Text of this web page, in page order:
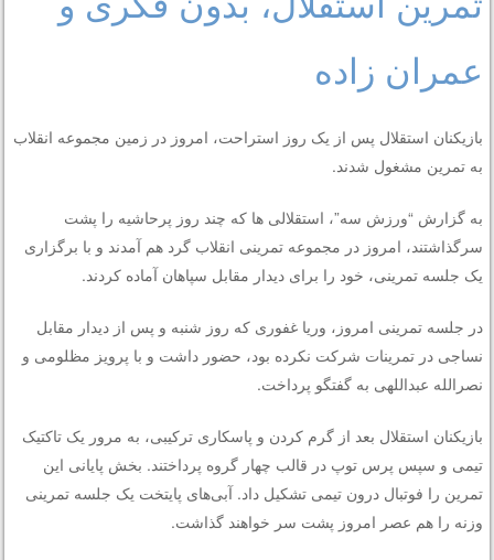
عمران زاده
بازیکنان استقلال پس از یک روز استراحت، امروز در زمین مجموعه انقلاب
به تمرین مشغول شدند.
به گزارش “ورزش سه”، استقلالی ها که چند روز پرحاشیه را پشت
سرگذاشتند، امروز در مجموعه تمرینی انقلاب گرد هم آمدند و با برگزاری
یک جلسه تمرینی، خود را برای دیدار مقابل سپاهان آماده کردند.
در جلسه تمرینی امروز، وریا غفوری که روز شنبه و پس از دیدار مقابل
نساجی در تمرینات شرکت نکرده بود، حضور داشت و با پرویز مظلومی و
نصرالله عبداللهی به گفتگو پرداخت.
بازیکنان استقلال بعد از گرم کردن و پاسکاری ترکیبی، به مرور یک تاکتیک
تیمی و سپس پرس توپ در قالب چهار گروه پرداختند. بخش پایانی این
تمرین را فوتبال درون تیمی تشکیل داد. آبی‌های پایتخت یک جلسه تمرینی
وزنه را هم عصر امروز پشت سر خواهند گذاشت.